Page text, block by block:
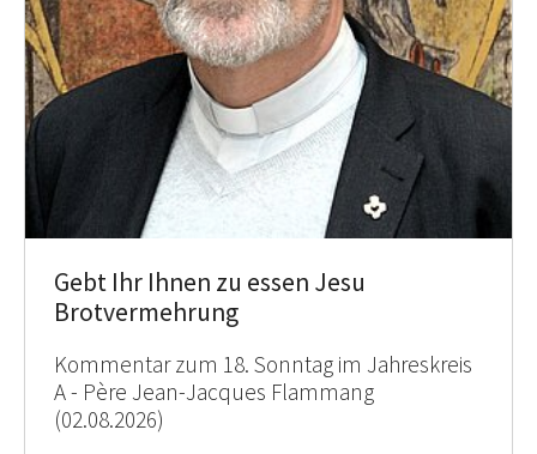
Gebt Ihr Ihnen zu essen Jesu
Brotvermehrung
Kommentar zum 18. Sonntag im Jahreskreis
A - Père Jean-Jacques Flammang
(02.08.2026)